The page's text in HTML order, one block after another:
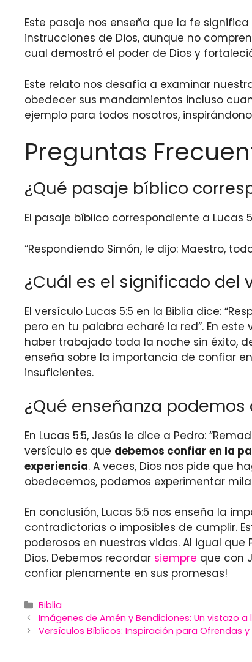
Este pasaje nos enseña que la fe
instrucciones de Dios, aunque no
cual demostró el poder de Dios y
Este relato nos desafía a examinar
obedecer sus mandamientos incluso
ejemplo para todos nosotros,
Preguntas
¿Qué pasaje bíblico
El pasaje bíblico correspondiente a Lucas
“Respondiendo Simón, le dijo: Maestro,
¿Cuál es el significado del
El versículo Lucas 5:5 en la Biblia dice:
pero en tu palabra echaré la red”. En
haber trabajado toda la noche sin éxito,
enseña sobre la importancia de confiar
insuficientes.
¿Qué enseñanza
En Lucas 5:5, Jesús le dice a Pedro:
versículo es que debemos confiar en la
experiencia. A veces, Dios nos pide que
obedecemos, podemos experimentar
En conclusión, Lucas 5:5 nos enseña la
contradictorias o imposibles de cumplir.
poderosos en nuestras vidas. Al igual
Dios. Debemos recordar siempre que con
confiar plenamente en sus promesas!
Categories
Biblia
Imágenes de Amén y Bendiciones: Un vistazo
Versículos Bíblicos: Inspiración para Ofrendas y